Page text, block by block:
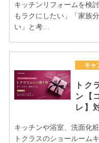
キッチンリフォームを検
もラクにしたい」「家族
い」と考…
キャ
トク
ン【
レ】
キッチンや浴室、洗面化
トクラスのショールーム